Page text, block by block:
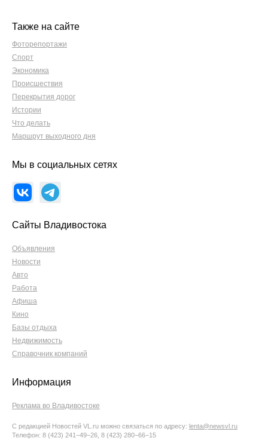
Также на сайте
Фоторепортажи
Спорт
Экономика
Происшествия
Перекрытия дорог
Истории
Что делать
Маршрут выходного дня
Мы в социальных сетях
Сайты Владивостока
Объявления
Новости
Авто
Работа
Афиша
Кино
Базы отдыха
Недвижимость
Справочник компаний
Информация
Реклама во Владивостоке
С редакцией Новостей VL.ru можно связаться по адресу: lenta@newsvl.ru
Телефон: 8 (423) 241−49−26, 8 (423) 280−66−15